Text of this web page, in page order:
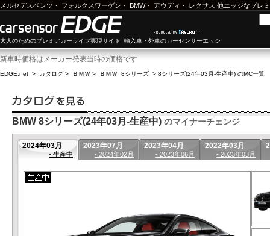
メルセデスベンツ ・ フォルクスワーゲン ・ BMW・ アウディ ・ レクサス 他エッジなプレ
大人のためのプレミアカーライフ実現サイト 輸入車・外車のカーセンサーエッジ
新車時価格はメーカー発表当時の価格です
EDGE.net > カタログ > ＢＭＷ > ＢＭＷ 8シリーズ > 8シリーズ(24年03月-生産中) のMC一覧
BMW 8シリーズ(24年03月-生産中) のマイナーチェンジ
2024年03月
- 生産中
2023年07月
- 2024年02月
2023年04月
- 2023年06月
2022年03月
- 2023年03月